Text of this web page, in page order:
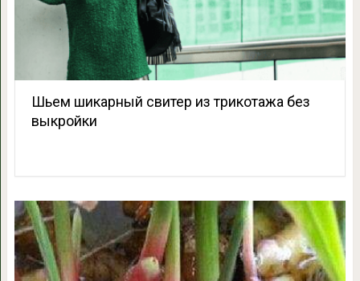
Шьем шикарный свитер из трикотажа без
выкройки